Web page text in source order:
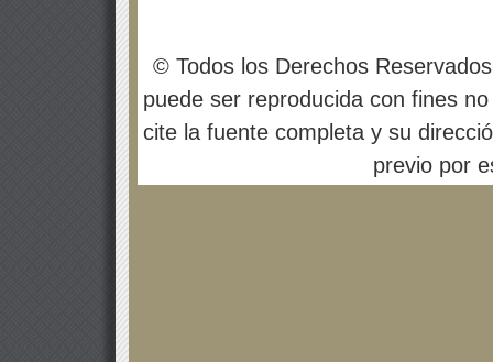
© Todos los Derechos
puede ser reproducida con fines
cite la fuente completa y su
previo por